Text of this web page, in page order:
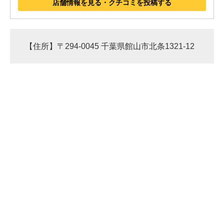
店舗情報を見る・クチコミを投稿する
【住所】〒294-0045 千葉県館山市北条1321-12